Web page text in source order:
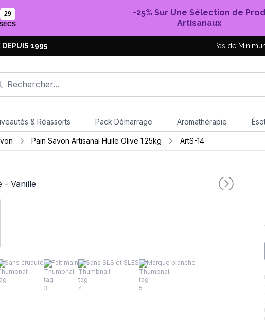
28
-25% Sur Une Sélection de
Artisanaux
DEPUIS 1995 Pas de
& Réassorts Pack Démarrage Aromathérapie
Pain Savon Artisanal Huile Olive 1.25kg ArtS-14
Sans cruauté Fait main Sans SLS et SLES Marque blanche